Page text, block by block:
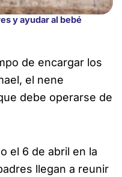
y ayudar al bebé
de encargar los
el nene
debe operarse de
el 6 de abril en la
llegan a reunir